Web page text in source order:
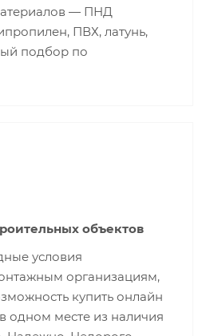
— ПНД
ПВХ, латунь,
подбор по
объектов
условия
организациям,
купить онлайн
одном месте из наличия